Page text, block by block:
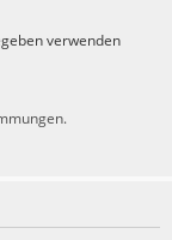
verwenden